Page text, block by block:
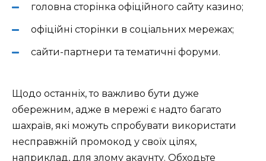
головна сторінка офіційного сайту казино;
офіційні сторінки в соціальних мережах;
сайти-партнери та тематичні форуми.
Щодо останніх, то важливо бути дуже
обережним, адже в мережі є надто багато
шахраїв, які можуть спробувати використати
несправжній промокод у своїх цілях,
наприклад, для злому акаунту. Обходьте